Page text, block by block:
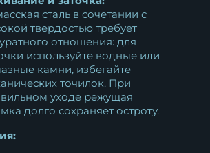
сталь в сочетании с
твердостью требует
отношения: для
используйте водные или
камни, избегайте
точилок. При
уходе режущая
долго сохраняет остроту.